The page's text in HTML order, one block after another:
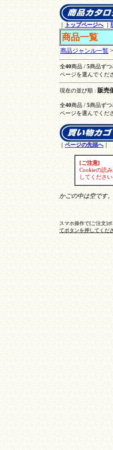
｜ トップページへ｜
商品一覧
商品ジャンル一覧
全40商品 / 5商品ず
ページを選んでくだ
現在の並び順 : 販売
全40商品 / 5商品ず
ページを選んでくだ
｜ ページの先頭へ｜
[ご注意]
Cookieの読
してください
かごの中は空です。
スマホ操作で[ご注文]
てボタンを押してくだ